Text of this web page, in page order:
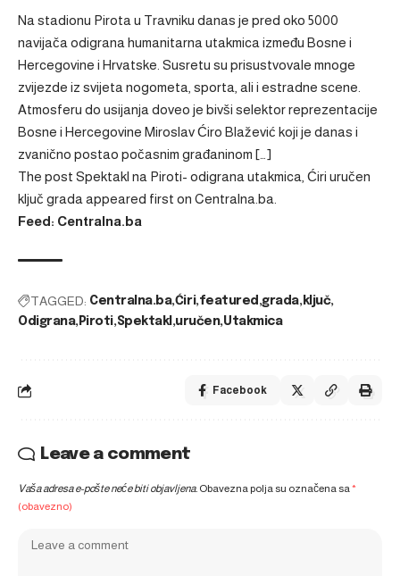
Na stadionu Pirota u Travniku danas je pred oko 5000
navijača odigrana humanitarna utakmica između Bosne i
Hercegovine i Hrvatske. Susretu su prisustvovale mnoge
zvijezde iz svijeta nogometa, sporta, ali i estradne scene.
Atmosferu do usijanja doveo je bivši selektor reprezentacije
Bosne i Hercegovine Miroslav Ćiro Blažević koji je danas i
zvanično postao počasnim građaninom […]
The post Spektakl na Piroti- odigrana utakmica, Ćiri uručen
ključ grada appeared first on Centralna.ba
Feed: Centralna.ba
TAGGED: Centralna.ba Ćiri featured grada ključ
Odigrana Piroti Spektakl uručen Utakmica
Facebook
Leave a comment
Vaša adresa e-pošte neće biti objavljena. Obavezna polja su označena sa*
(obavezno)